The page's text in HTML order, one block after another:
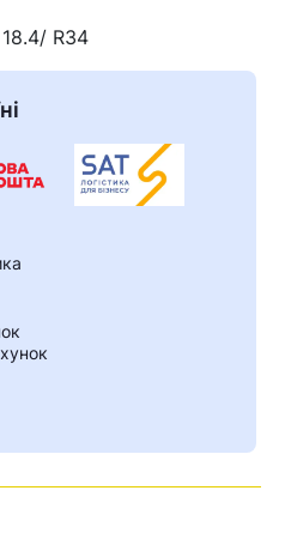
надіслано.
R34